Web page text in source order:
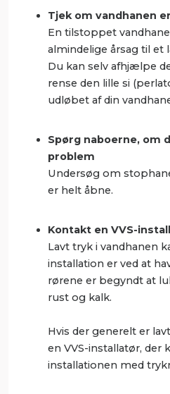
Tjek om vandhanen
En tilstoppet
almindelige årsag til et
Du kan selv afhjælpe
rense den lille si
udløbet af din
Spørg naboerne, om
problem
Undersøg om
er helt åbne.
Kontakt en VVS-
Lavt tryk i vandhanen
installation er ved at
rørene er begyndt at
rust og kalk.
Hvis der generelt er
en VVS-installatør, der
installationen med